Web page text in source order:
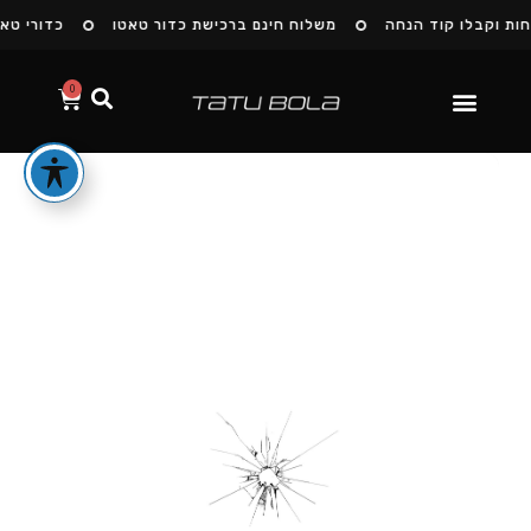
משלוח חינם ברכישת כדור טאטו כדורי וקבלו קוד הנחה
0